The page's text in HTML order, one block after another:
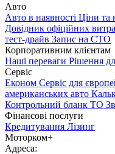
Авто
Авто в наявності Ціни та
Довідник офіційних
тест-драйв Запис на СТО
Корпоративним клієнтам
Наші переваги Рішення
Сервіс
Економ Сервіс для
американських авто
Контрольний бланк ТО
Фінансові послуги
Кредитування Лізинг
Моторком+
Адреса: